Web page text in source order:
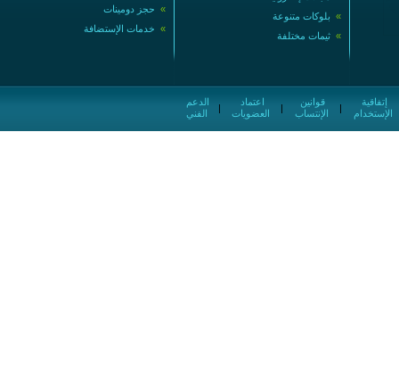
» حجز دومينات
» خدمات الإستضافة
» بلوكات متنوعة
» ثيمات مختلفة
الفني
|
العضويات
|
الإنتساب
|
الإستخدام